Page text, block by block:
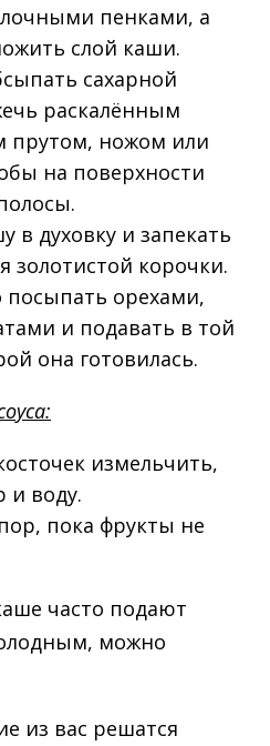
пенками, а
слой каши.
сахарной
раскалённым
прутом, ножом или
на поверхности
в духовку и запекать
золотистой корочки.
посыпать орехами,
и подавать в той
она готовилась.
измельчить,
и воду.
пока фрукты не
часто подают
можно
из вас решатся